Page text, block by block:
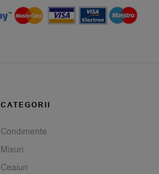
CATEGORII
Condimente
Mixuri
Ceaiuri